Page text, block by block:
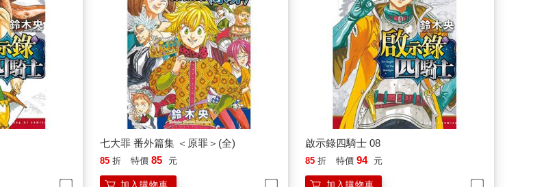
七大罪 番外篇集 ＜原罪＞(全)
85 折 特價 85 元
加入購物車
啟示錄四騎士 08
85 折 特價 94 元
加入購物車